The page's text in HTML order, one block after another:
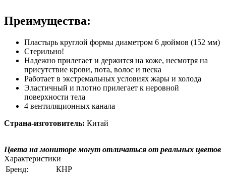
Преимущества:
Пластырь круглой формы диаметром 6 дюймов (152 мм)
Стерильно!
Надежно прилегает и держится на коже, несмотря на
присутствие крови, пота, волос и песка
Работает в экстремальных условиях жары и холода
Эластичный и плотно прилегает к неровной
поверхности тела
4 вентиляционных канала
Страна-изготовитель: Китай
Цвета на мониторе могут отличаться от реальных цветов
Характеристики
Бренд:
КНР